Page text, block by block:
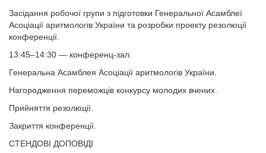
Засідання робочої групи з підготовки Генеральної Асамблеї
Асоціації аритмологів України та розробки проекту резолюції
конференції.
13:45–14:30 — конференц-зал.
Генеральна Асамблея Асоціації аритмологів України.
Нагородження переможців конкурсу молодих вчених.
Прийняття резолюції.
Закриття конференції.
СТЕНДОВІ ДОПОВІДІ